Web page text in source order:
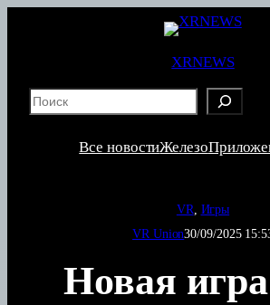
XRNEWS
Все новостиЖелезо
VR Игры
VR Union30/09/2025
Новая